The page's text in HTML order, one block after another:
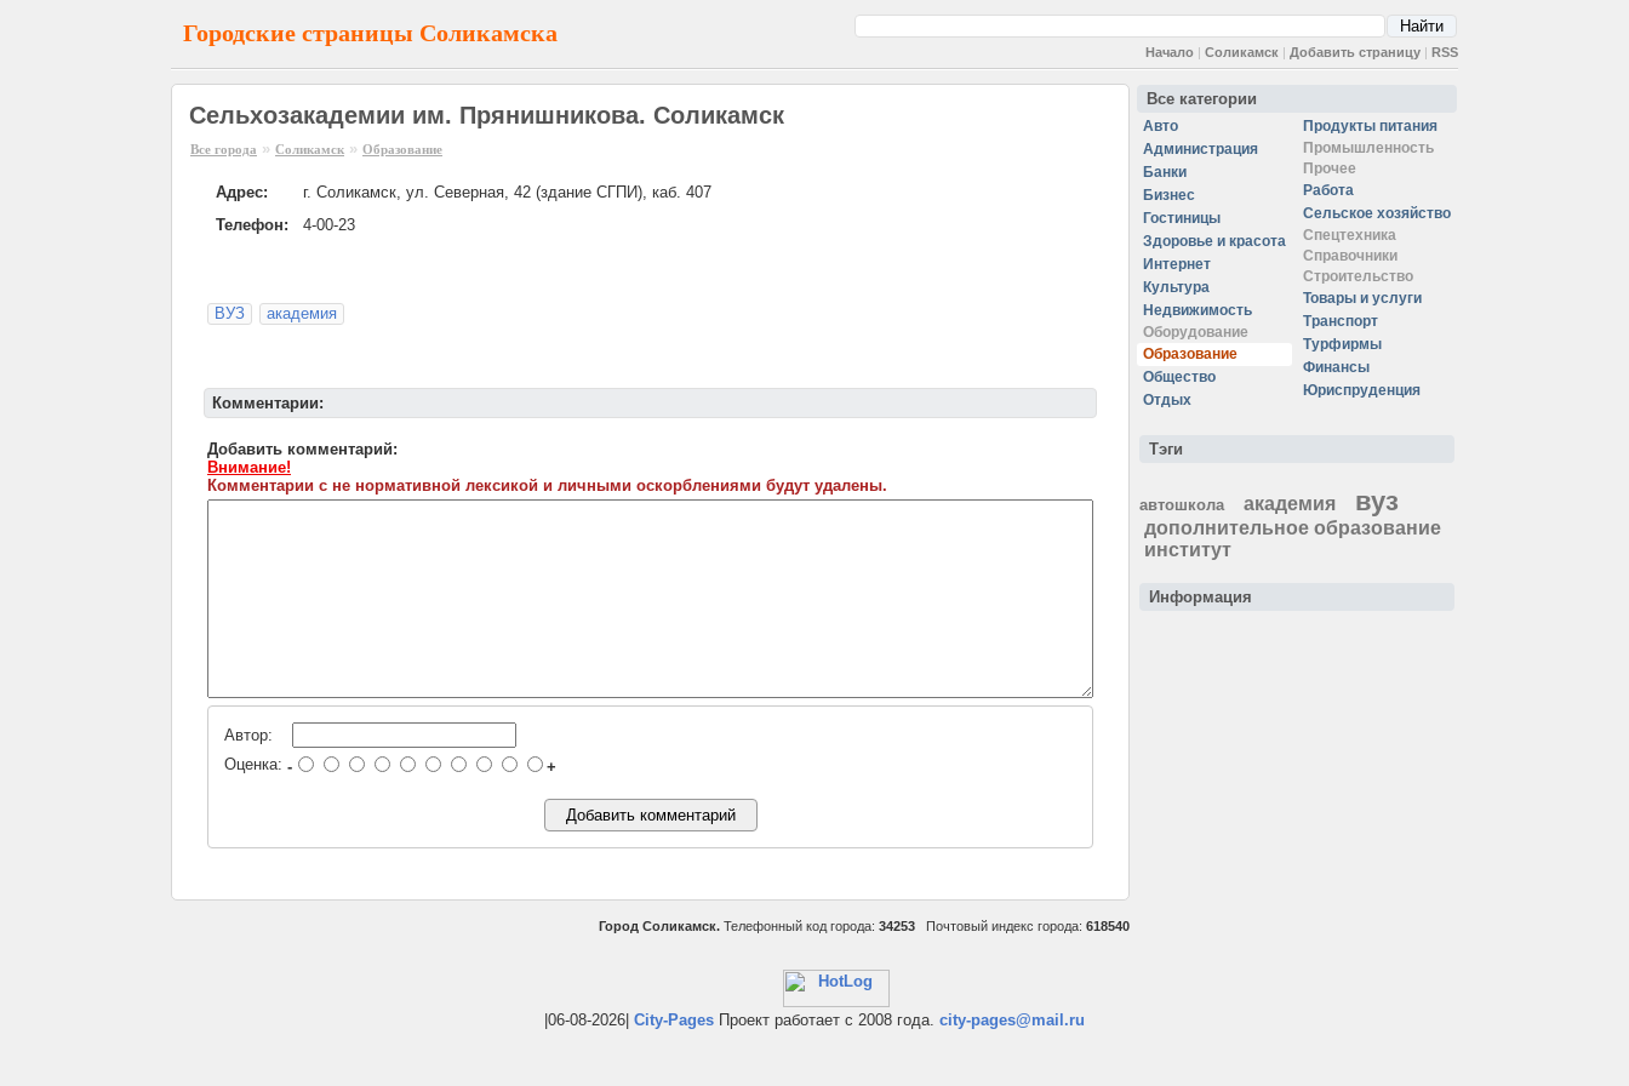
Городские страницы Соликамска
Начало | Соликамск | Добавить страницу | RSS
Сельхозакадемии им. Прянишникова. Соликамск
Все города » Соликамск » Образование
Адрес:
г. Соликамск, ул. Северная, 42 (здание СГПИ), каб. 407
Телефон:
4-00-23
ВУЗ академия
Комментарии:
Добавить комментарий:
Внимание!
Комментарии с не нормативной лексикой и личными оскорблениями будут удалены.
Автор:
Оценка: - +
Город Соликамск. Телефонный код города: 34253 Почтовый индекс города: 618540
Все категории
Авто
Администрация
Банки
Бизнес
Гостиницы
Здоровье и красота
Интернет
Культура
Недвижимость
Оборудование
Образование
Общество
Отдых
Продукты питания
Промышленность
Прочее
Работа
Сельское хозяйство
Спецтехника
Справочники
Строительство
Товары и услуги
Транспорт
Турфирмы
Финансы
Юриспруденция
Тэги
автошкола академия вуз
дополнительное образование
институт
Информация
|06-08-2026| City-Pages Проект работает с 2008 года. city-pages@mail.ru